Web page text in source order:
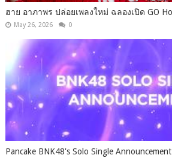
ฮาย อาภาพร ปล่อยเพลงใหม่ ฉลองเปิด GO
May 26, 2026 0
Pancake BNK48's Solo Single Announcement